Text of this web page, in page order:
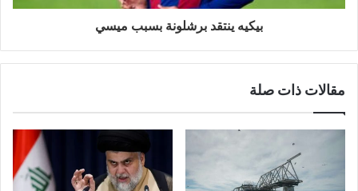
بيكيه ينتقد برشلونة بسبب ميسي
مقالات ذات صلة